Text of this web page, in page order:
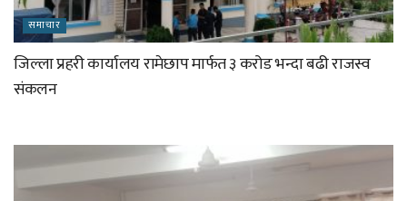
समाचार
जिल्ला प्रहरी कार्यालय रामेछाप मार्फत ३ करोड भन्दा बढी राजस्व
संकलन